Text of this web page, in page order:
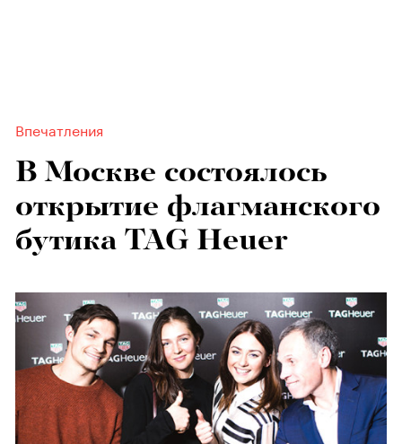
Впечатления
В Москве состоялось
открытие флагманского
бутика TAG Heuer